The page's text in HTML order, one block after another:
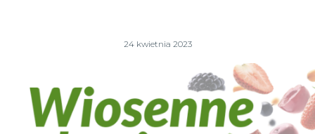
24 kwietnia 2023